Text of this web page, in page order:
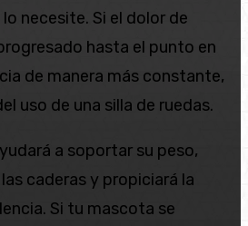
necesite. Si el dolor de
hasta el punto en
de manera más constante,
uso de una silla de ruedas.
a soportar su peso,
caderas y propiciará la
Si tu mascota se